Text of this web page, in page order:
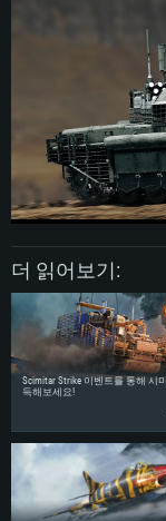
운영체제: Windows 10
프로세서: 2.2 GHz 듀얼
메모리: 4GB
그래픽 카드: DirectX 11
GeForce GT 660. 최소
여유 저장 공간: 22.1 GB (
권장 사양
운영체제: Windows 10/
프로세서: Intel Core i5
메모리: 16 GB 이상
그래픽 카드: DirectX 11
570 혹은 그 이상
네트워크: 브로드밴드 인
여유 저장 공간: 62.2 GB
운영체제: Mac OS Big
프로세서: 최소 2.2 GHz
메모리: 6 GB
그래픽 카드: Metal 을 지
능을 가지는 Mac 버전의
여유 저장 공간: 22.1 GB (
권장 사양
운영체제: Mac OS Big Sur
프로세서: Core i7 (Intel
메모리: 8 GB
그래픽 카드: Metal을 지
네트워크: 브로드밴드 인
여유 저장 공간: 62.2 GB (
운영체제: 64bit Linux 중
프로세서: 2.4 GHz 듀얼
메모리: 4 GB
그래픽 카드: Vulkan 을
660 (6개월 미만) 혹은 그
원하는 AMD (6개월 미만
네트워크: 브로드밴드 인
여유 저장 공간: 22.1 GB (
권장 사양
운영체제: Ubuntu 20.04
프로세서: Intel Core i7
그래픽 카드: Vulkan 을
1060 (6개월 미만) 혹은
지원하는 AMD RX 570
네트워크: 브로드밴드 인
더 읽어보기:
Scimitar Strike 이벤트를 통해 시
득해보세요!